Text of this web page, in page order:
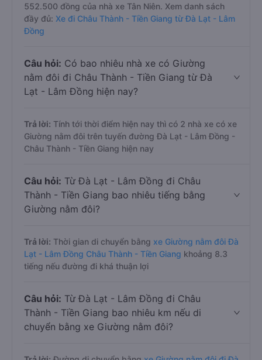
552.500 đồng của nhà xe Tân Niên. Xem danh sách
đầy đủ: Xe đi Châu Thành - Tiền Giang từ Đà Lạt - Lâm
Đồng
Câu hỏi: Có bao nhiêu nhà xe có Giường
nằm đôi đi Châu Thành - Tiền Giang từ Đà
Lạt - Lâm Đồng hiện nay?
Trả lời: Tính tới thời điểm hiện nay thì có 2 nhà xe có xe
Giường nằm đôi trên tuyến đường Đà Lạt - Lâm Đồng -
Châu Thành - Tiền Giang hiện nay
Câu hỏi: Từ Đà Lạt - Lâm Đồng đi Châu
Thành - Tiền Giang bao nhiêu tiếng bằng
Giường nằm đôi?
Trả lời: Thời gian di chuyển bằng xe Giường nằm đôi Đà
Lạt - Lâm Đồng Châu Thành - Tiền Giang khoảng 8.3
tiếng nếu đường đi khá thuận lợi
Câu hỏi: Từ Đà Lạt - Lâm Đồng đi Châu
Thành - Tiền Giang bao nhiêu km nếu di
chuyển bằng xe Giường nằm đôi?